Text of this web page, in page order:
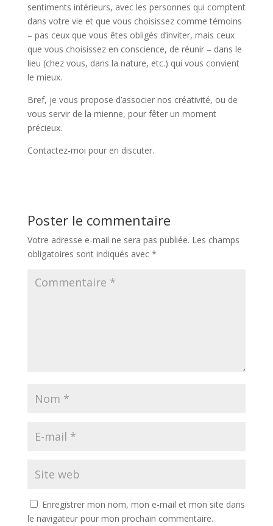
sentiments intérieurs, avec les personnes qui comptent
dans votre vie et que vous choisissez comme témoins
– pas ceux que vous êtes obligés d’inviter, mais ceux
que vous choisissez en conscience, de réunir – dans le
lieu (chez vous, dans la nature, etc.) qui vous convient
le mieux.
Bref, je vous propose d’associer nos créativité, ou de
vous servir de la mienne, pour fêter un moment
précieux.
Contactez-moi pour en discuter.
Poster le commentaire
Votre adresse e-mail ne sera pas publiée. Les champs
obligatoires sont indiqués avec *
Enregistrer mon nom, mon e-mail et mon site dans
le navigateur pour mon prochain commentaire.